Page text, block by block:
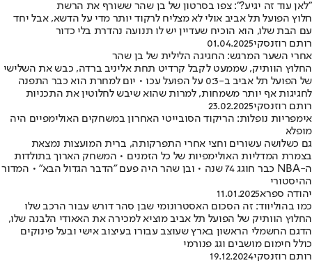
"לאן עוד זה יגיע?": צפו בסרטון של בן שהר ששורף את הרשת
חלוץ הפועל תל אביב אולי לא מצליח לרקוד יותר מדי על הדשא, אבל יחד
עם הבת שלו, הוא הוכיח שעדיין יש לו תנועה נהדרת בלי כדור
רותם רוזנסקי01.04.2025
אחרי השער המרגש: החגיגה הלילית של בן שהר
החלוץ הוותיק, שממעט לקבל קרדיט תחת אליניב ברדה, כבש את השלישי
של הפועל תל אביב ב-0:3 על הפועל עכו • יום למחרת הוא כבר התפנה
לחגיגות אף יותר משמחות, למרות שהוא שיבש לחלוטין את התכניות
רותם רוזנסקי23.02.2025
אימפריות נופלות: הריקוד הסובייטי האחרון במשחקים האולימפיים היה
מופלא
גם כשלושה עשורים וחצי אחרי התפרקותה, ברית המועצות נמצאת
בצמרת המדליות האולימפיות של כל הזמנים • המשחק הארוך בתולדות
ה-NBA כבר חוגג 74 שנה • ובן שהר היה פעם "הדבר הגדול הבא" • המדור
ההיסטורי
יהודה ספרא11.01.2025
כמו בהוליווד: זה הסכום האסטרונומי שבן סהר דורש עבור הרכב שלו
החלוץ הוותיק של הפועל תל אביב מוציא למכירה את האאודי הלבנה שלו,
הדגם החשמלי הראשון בארץ שעוצב עבורו בעיצוב אישי ובעל פינוקים
כולל חימום מושבים וגג פנורמי
רותם רוזנסקי19.12.2024